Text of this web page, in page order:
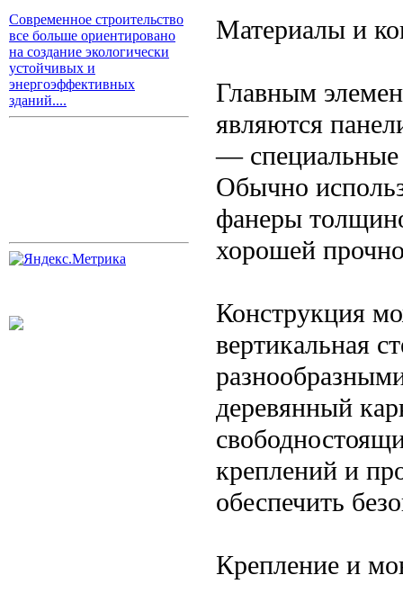
Современное строительство
все больше ориентировано
на создание экологически
устойчивых и
энергоэффективных
зданий....
Материалы и
Главным
являются
— специальные
Обычно
фанеры
хорошей
Конструкция
вертикальная
деревянный
креплений и
обеспечить
Крепление и